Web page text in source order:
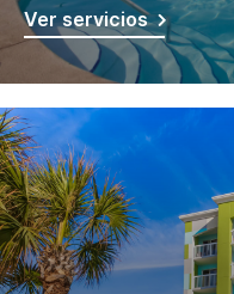
Ver servicios